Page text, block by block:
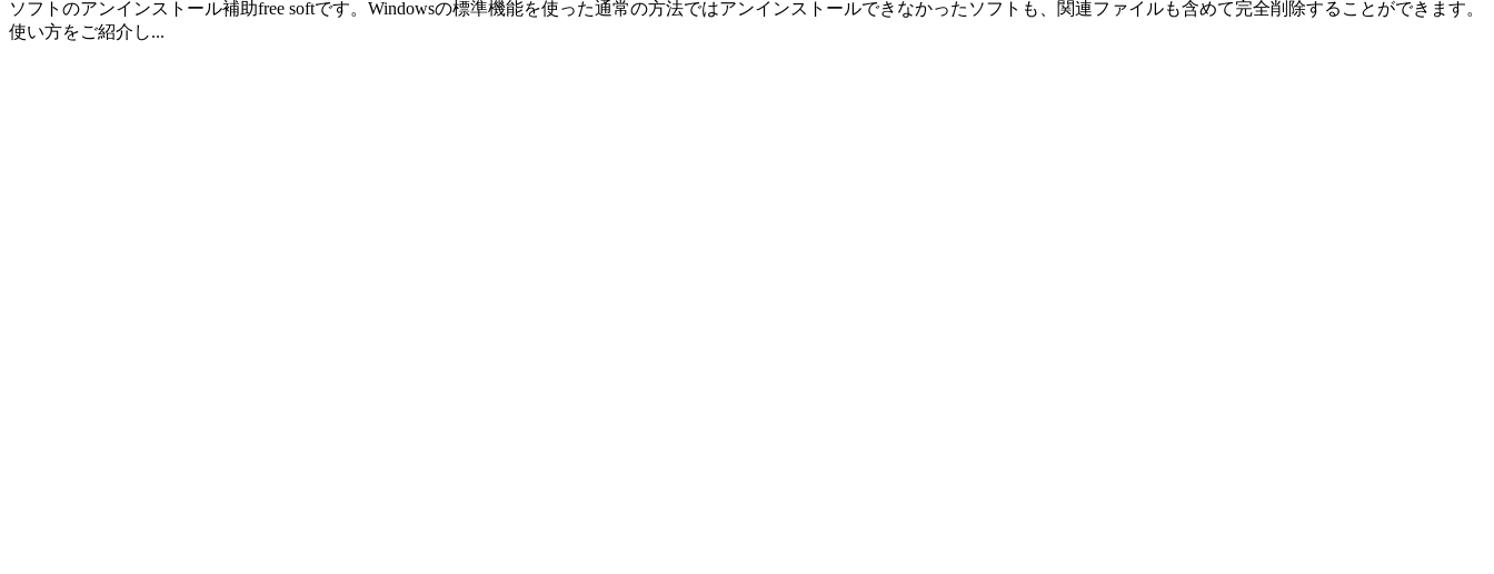
ソフトのアンインストール補助free softです。Windowsの標準機能を使った通常の方法ではアンインストールできなかったソフトも、関連ファイルも含めて完全削除することができます。
使い方をご紹介し...